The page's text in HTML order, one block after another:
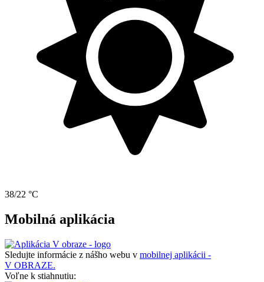
38/22 °C
Mobilná aplikácia
Sledujte informácie z nášho webu v mobilnej aplikácii -
V OBRAZE.
Voľne k stiahnutiu: